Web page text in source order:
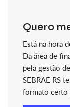
Quero
Está na hora
Da área de
pela gestão
SEBRAE RS
formato certo